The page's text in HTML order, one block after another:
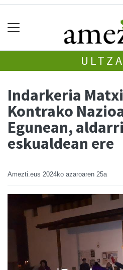
Indarkeria
Kontrako
Egunean,
eskualdean ere
Amezti.eus 2024ko azaroaren 25a